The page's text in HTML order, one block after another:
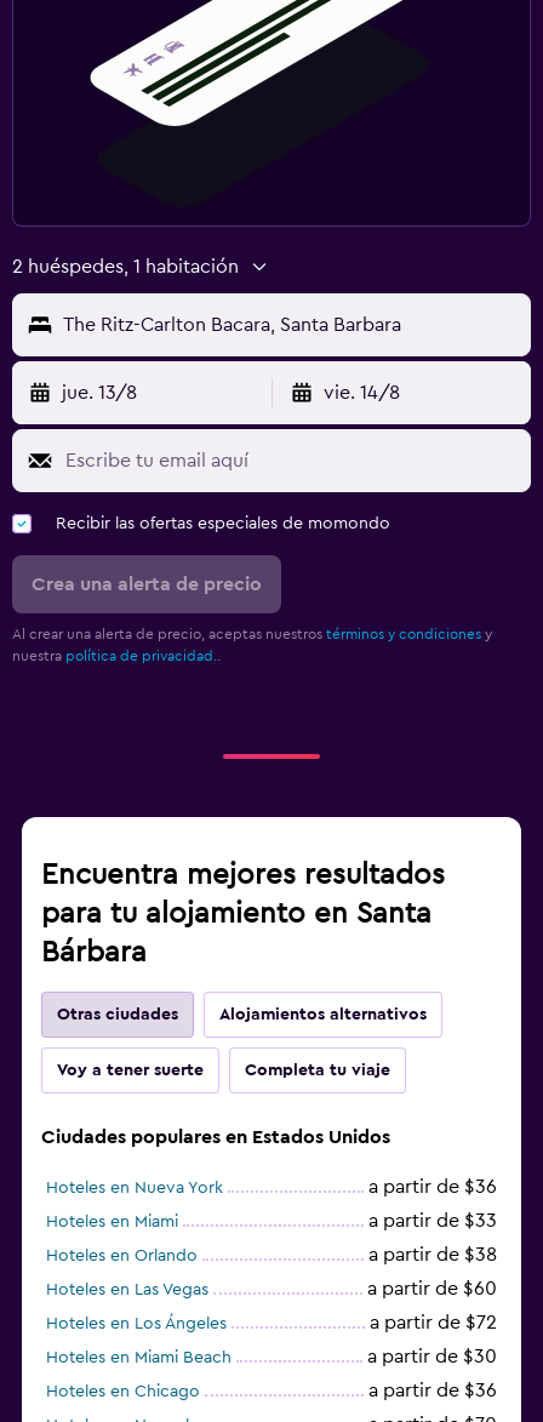
2 huéspedes, 1 habitación
The Ritz-Carlton Bacara, Santa Barbara
jue. 13/8 vie. 14/8
Recibir las ofertas especiales de momondo
Crea una alerta de precio
Al crear una alerta de precio, aceptas nuestros términos y condiciones y
nuestra política de privacidad.
Encuentra mejores resultados
para tu alojamiento en Santa
Bárbara
Otras ciudades Alojamientos alternativos
Voy a tener suerte Completa tu viaje
Ciudades populares en Estados Unidos
Hoteles en Nueva York a partir de $36
Hoteles en Miami a partir de $33
Hoteles en Orlando a partir de $38
Hoteles en Las Vegas a partir de $60
Hoteles en Los Ángeles a partir de $72
Hoteles en Miami Beach a partir de $30
Hoteles en Chicago a partir de $36